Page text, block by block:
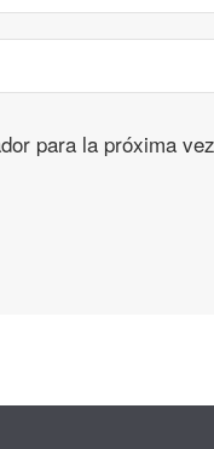
para la próxima